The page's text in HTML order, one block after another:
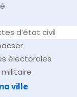
d’état civil
électorales
ville